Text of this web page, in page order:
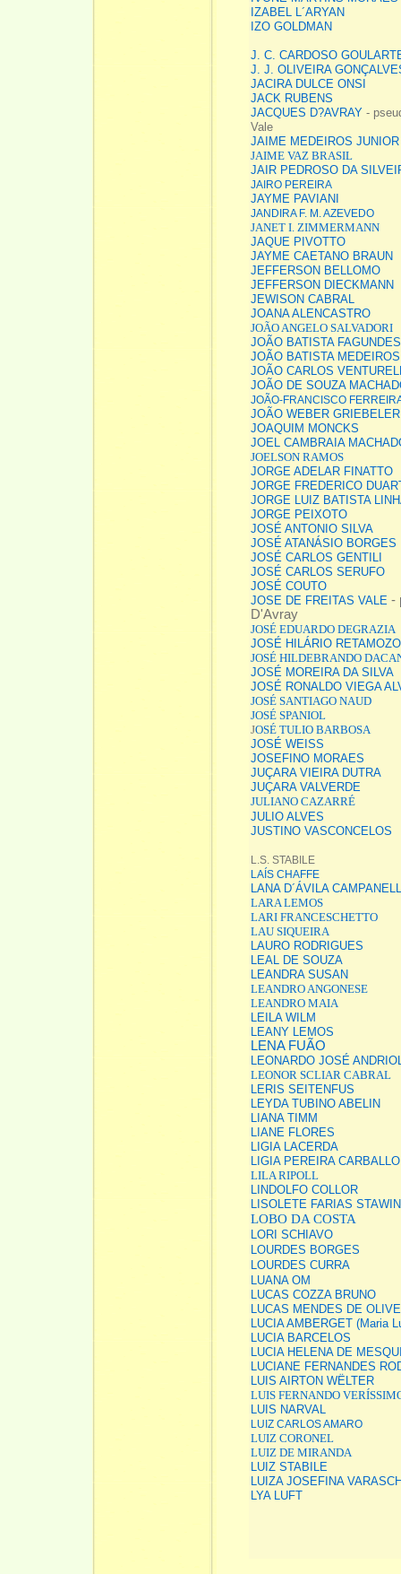
IZABEL L´ARYAN
IZO GOLDMAN
J. C. CARDOSO
J. J. OLIVEIRA
JACIRA DULCE ONSI
JACK RUBENS
JACQUES D?AVRAY -
Vale
JAIME MEDEIROS
JAIME VAZ BRASIL
JAIR PEDROSO DA
JAIRO PEREIRA
JAYME PAVIANI
JANDIRA F. M. AZEVEDO
JANET I. ZIMMERMANN
JAQUE PIVOTTO
JAYME CAETANO BRAUN
JEFFERSON BELLOMO
JEFFERSON DIECKMANN
JEWISON CABRAL
JOANA ALENCASTRO
JOÃO ANGELO SALVADORI
JOÃO BATISTA FAGUNDES
JOÃO BATISTA MEDEIROS
JOÃO CARLOS
JOÃO DE SOUZA
JOÃO-FRANCISCO
JOÃO WEBER GRIEBELER
JOAQUIM MONCKS
JOEL CAMBRAIA
JOELSON RAMOS
JORGE ADELAR FINATTO
JORGE FREDERICO
JORGE LUIZ BATISTA
JORGE PEIXOTO
JOSÉ ANTONIO SILVA
JOSÉ ATANÁSIO BORGES
JOSÉ CARLOS GENTILI
JOSÉ CARLOS SERUFO
JOSÉ COUTO
JOSE DE FREITAS VALE -
D'Avray
JOSÉ EDUARDO DEGRAZIA
JOSÉ HILÁRIO RETAMOZO
JOSÉ HILDEBRANDO
JOSÉ MOREIRA DA SILVA
JOSÉ RONALDO VIEGA
JOSÉ SANTIAGO NAUD
JOSÉ SPANIOL
JOSÉ TULIO BARBOSA
JOSÉ WEISS
JOSEFINO MORAES
JUÇARA VIEIRA DUTRA
JUÇARA VALVERDE
JULIANO CAZARRÉ
JULIO ALVES
JUSTINO VASCONCELOS
L.S. STABILE
LAÍS CHAFFE
LANA D´ÁVILA
LARA LEMOS
LARI FRANCESCHETTO
LAU SIQUEIRA
LAURO RODRIGUES
LEAL DE SOUZA
LEANDRA SUSAN
LEANDRO ANGONESE
LEANDRO MAIA
LEILA WILM
LEANY LEMOS
LENA FUÃO
LEONARDO JOSÉ
LEONOR SCLIAR CABRAL
LERIS SEITENFUS
LEYDA TUBINO ABELIN
LIANA TIMM
LIANE FLORES
LIGIA LACERDA
LIGIA PEREIRA CARBALLO
LILA RIPOLL
LINDOLFO COLLOR
LISOLETE FARIAS
LOBO DA COSTA
LORI SCHIAVO
LOURDES BORGES
LOURDES CURRA
LUANA OM
LUCAS COZZA BRUNO
LUCAS MENDES DE
LUCIA AMBERGET (Maria
LUCIA BARCELOS
LUCIA HELENA DE
LUCIANE FERNANDES
LUIS AIRTON WËLTER
LUIS FERNANDO
LUIS NARVAL
LUIZ CARLOS AMARO
LUIZ CORONEL
LUIZ DE MIRANDA
LUIZ STABILE
LUIZA JOSEFINA
LYA LUFT